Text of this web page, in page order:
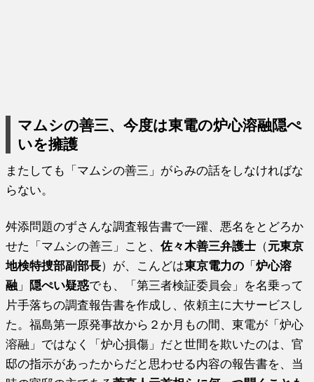
マムシの善三、今度は東電の炉心溶融隠ぺ
いを擁護
またしても「マムシの善三」がらみの話をしなければな
らない。
舛添問題のずさんな調査報告書で一躍、悪名をとどろか
せた「マムシの善三」こと、佐々木善三弁護士 （元東京
地検特捜部副部長）が、こんどは東京電力の 「炉心溶
融 」 隠ぺい疑惑でも、「第三者検証委員会」を名乗って
片手落ちの調査報告書を作成し、依頼主に大サービスし
た。福島第一原発事故から２か月もの間、東電が「炉心
溶融」ではなく「炉心損傷」だと世間を欺いたのは、官
邸の指示があったからだと思わせる内容の報告書を、当